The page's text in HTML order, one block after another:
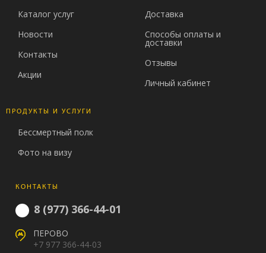
Каталог услуг
Новости
Контакты
Акции
Доставка
Способы оплаты и
доставки
Отзывы
Личный кабинет
ПРОДУКТЫ И УСЛУГИ
Бессмертный полк
Фото на визу
КОНТАКТЫ
8 (977) 366-44-01
ПЕРОВО
+7 977 366-44-03